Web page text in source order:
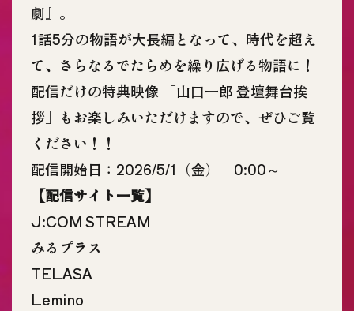
劇』。
1話5分の物語が大長編となって、時代を超え
て、さらなるでたらめを繰り広げる物語に！
配信だけの特典映像 「山口一郎 登壇舞台挨
拶」もお楽しみいただけますので、ぜひご覧
ください！！
配信開始日：2026/5/1（金） 0:00～
【配信サイト一覧】
J:COM STREAM
みるプラス
TELASA
Lemino